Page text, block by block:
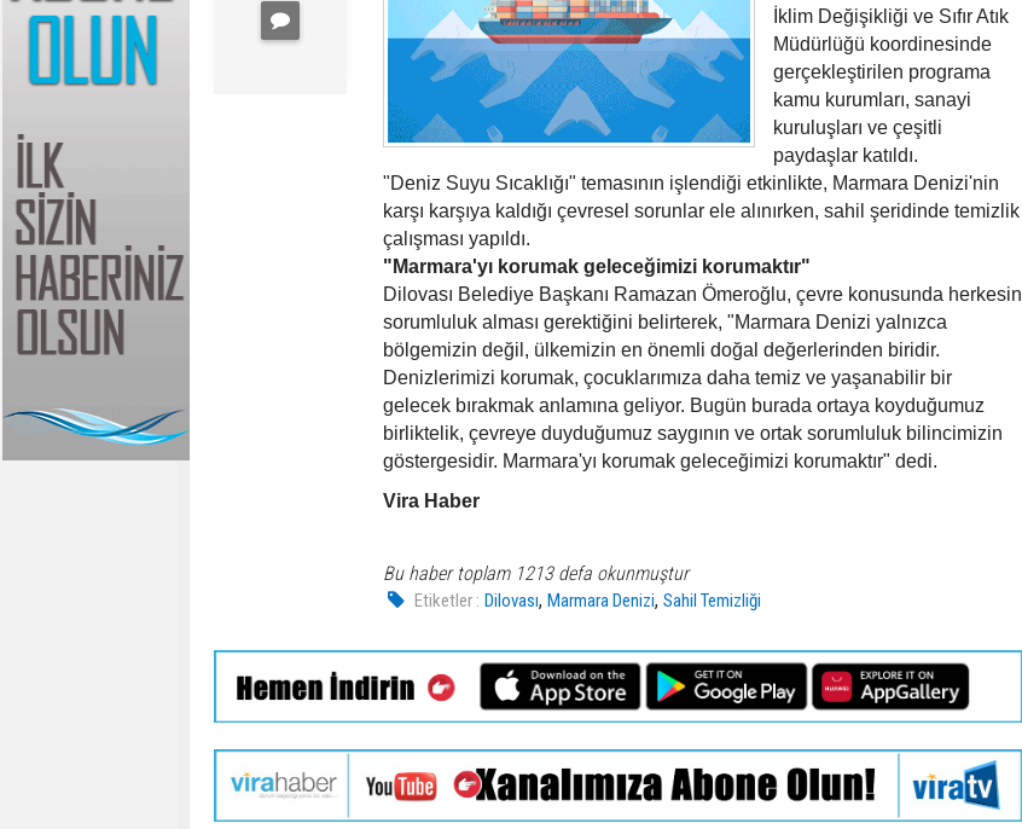
İklim Değişikliği ve Sıfır Atık
Müdürlüğü koordinesinde
gerçekleştirilen programa
kamu kurumları, sanayi
kuruluşları ve çeşitli
paydaşlar katıldı.
"Deniz Suyu Sıcaklığı" temasının işlendiği etkinlikte, Marmara Denizi'nin
karşı karşıya kaldığı çevresel sorunlar ele alınırken, sahil şeridinde temizlik
çalışması yapıldı.
"Marmara'yı korumak geleceğimizi korumaktır"
Dilovası Belediye Başkanı Ramazan Ömeroğlu, çevre konusunda herkesin
sorumluluk alması gerektiğini belirterek, "Marmara Denizi yalnızca
bölgemizin değil, ülkemizin en önemli doğal değerlerinden biridir.
Denizlerimizi korumak, çocuklarımıza daha temiz ve yaşanabilir bir
gelecek bırakmak anlamına geliyor. Bugün burada ortaya koyduğumuz
birliktelik, çevreye duyduğumuz saygının ve ortak sorumluluk bilincimizin
göstergesidir. Marmara'yı korumak geleceğimizi korumaktır" dedi.
Vira Haber
Bu haber toplam 1213 defa okunmuştur
Etiketler : Dilovası,Marmara Denizi,Sahil Temizliği